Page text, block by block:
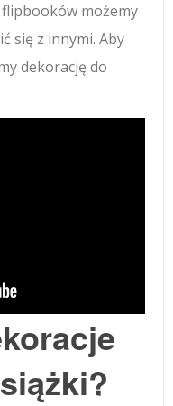
możemy
się z innymi. Aby
dekorację do